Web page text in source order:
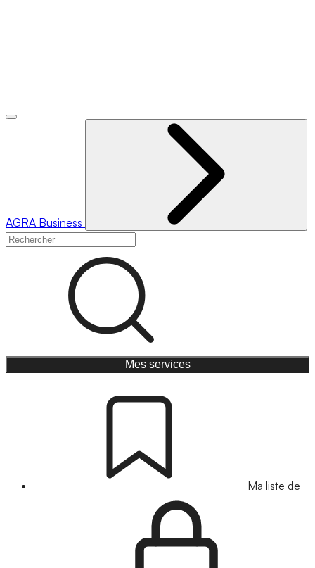
AGRA Business
Mes services
Ma liste de